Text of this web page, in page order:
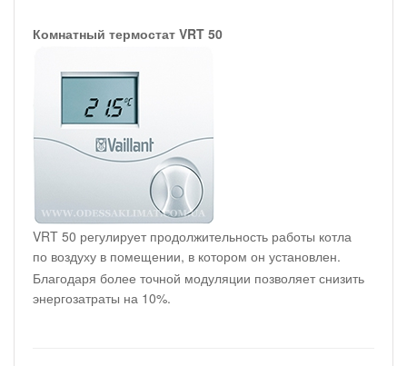
Комнатный термостат VRT 50
VRT 50 регулирует продолжительность работы котла
по воздуху в помещении, в котором он установлен.
Благодаря более точной модуляции позволяет снизить
энергозатраты на 10%.